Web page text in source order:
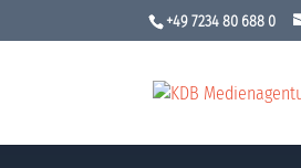
+49 7234 80 688 0